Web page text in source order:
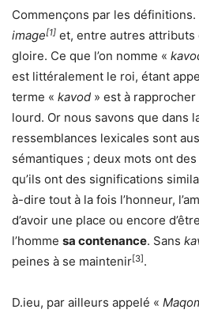
Commençons par les définitions.
image[1] et, entre autres
gloire. Ce que l’on nomme «
est littéralement le roi, étant
terme « kavod » est à
lourd. Or nous savons que dans
ressemblances lexicales sont
sémantiques ; deux mots ont
qu’ils ont des significations
à-dire tout à la fois l’honneur,
d’avoir une place ou encore
l’homme sa contenance. Sans
peines à se maintenir[3].
D.ieu, par ailleurs appelé «